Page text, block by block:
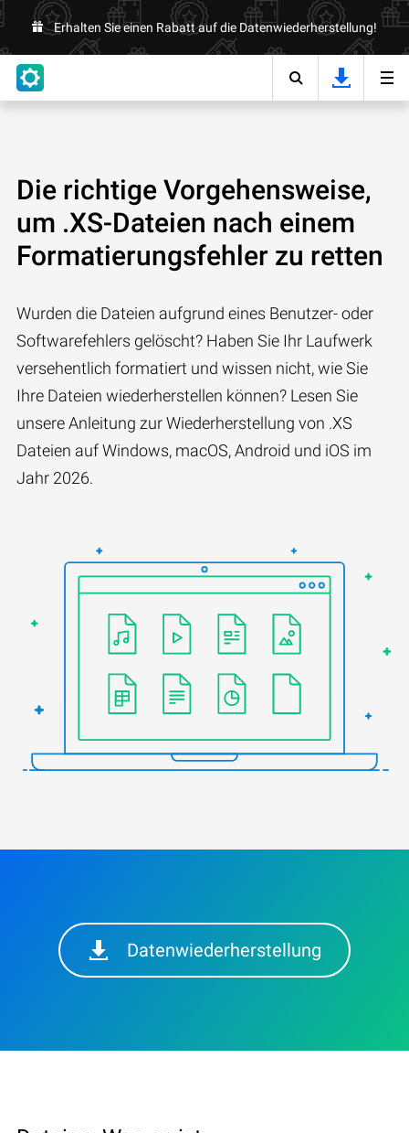
Erhalten Sie einen Rabatt auf die Datenwiederherstellung!
Die richtige Vorgehensweise,
um .XS-Dateien nach einem
Formatierungsfehler zu retten
Wurden die Dateien aufgrund eines Benutzer- oder
Softwarefehlers gelöscht? Haben Sie Ihr Laufwerk
versehentlich formatiert und wissen nicht, wie Sie
Ihre Dateien wiederherstellen können? Lesen Sie
unsere Anleitung zur Wiederherstellung von .XS
Dateien auf Windows, macOS, Android und iOS im
Jahr 2026.
Datenwiederherstellung